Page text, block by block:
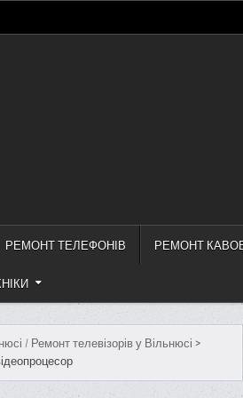
РЕМОНТ ТЕЛЕФОНІВ РЕМОНТ
/ Ремонт телевізорів у Вільнюсі >